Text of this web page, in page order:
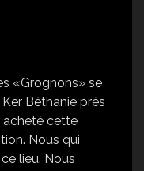
«Grognons» se
Béthanie près
acheté cette
Nous qui
lieu. Nous